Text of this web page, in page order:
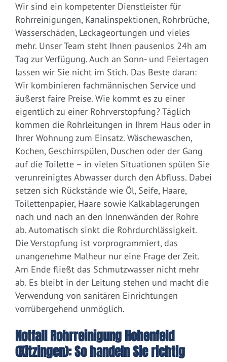
Wir sind ein kompetenter Dienstleister für
Rohrreinigungen, Kanalinspektionen, Rohrbrüche,
Wasserschäden, Leckageortungen und vieles
mehr. Unser Team steht Ihnen pausenlos 24h am
Tag zur Verfügung. Auch an Sonn- und Feiertagen
lassen wir Sie nicht im Stich. Das Beste daran:
Wir kombinieren fachmännischen Service und
äußerst faire Preise. Wie kommt es zu einer
eigentlich zu einer Rohrverstopfung? Täglich
kommen die Rohrleitungen in Ihrem Haus oder in
Ihrer Wohnung zum Einsatz. Wäschewaschen,
Kochen, Geschirrspülen, Duschen oder der Gang
auf die Toilette – in vielen Situationen spülen Sie
verunreinigtes Abwasser durch den Abfluss. Dabei
setzen sich Rückstände wie Öl, Seife, Haare,
Toilettenpapier, Haare sowie Kalkablagerungen
nach und nach an den Innenwänden der Rohre
ab. Automatisch sinkt die Rohrdurchlässigkeit.
Die Verstopfung ist vorprogrammiert, das
unangenehme Malheur nur eine Frage der Zeit.
Am Ende fließt das Schmutzwasser nicht mehr
ab. Es bleibt in der Leitung stehen und macht die
Verwendung von sanitären Einrichtungen
vorrübergehend unmöglich.
Notfall Rohrreinigung Hohenfeld
(Kitzingen): So handeln Sie richtig